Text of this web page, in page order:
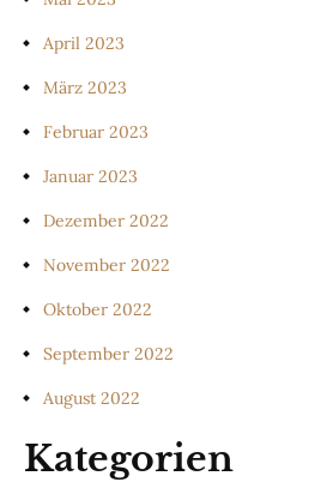
April 2023
März 2023
Februar 2023
Januar 2023
Dezember 2022
November 2022
Oktober 2022
September 2022
August 2022
Kategorien